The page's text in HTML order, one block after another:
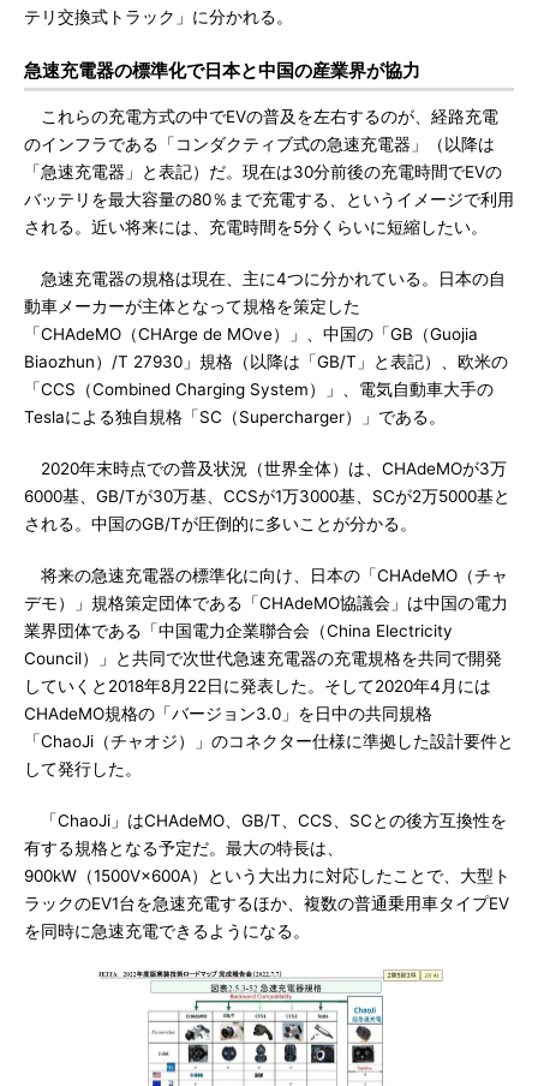
テリ交換式トラック」に分かれる。
急速充電器の標準化で日本と中国の産業界が協力
これらの充電方式の中でEVの普及を左右するのが、経路充電
のインフラである「コンダクティブ式の急速充電器」（以降は
「急速充電器」と表記）だ。現在は30分前後の充電時間でEVの
バッテリを最大容量の80％まで充電する、というイメージで利用
される。近い将来には、充電時間を5分くらいに短縮したい。
急速充電器の規格は現在、主に4つに分かれている。日本の自
動車メーカーが主体となって規格を策定した
「CHAdeMO（CHArge de MOve）」、中国の「GB（Guojia
Biaozhun）/T 27930」規格（以降は「GB/T」と表記）、欧米の
「CCS（Combined Charging System）」、電気自動車大手の
Teslaによる独自規格「SC（Supercharger）」である。
2020年末時点での普及状況（世界全体）は、CHAdeMOが3万
6000基、GB/Tが30万基、CCSが1万3000基、SCが2万5000基と
される。中国のGB/Tが圧倒的に多いことが分かる。
将来の急速充電器の標準化に向け、日本の「CHAdeMO（チャ
デモ）」規格策定団体である「CHAdeMO協議会」は中国の電力
業界団体である「中国電力企業聯合会（China Electricity
Council）」と共同で次世代急速充電器の充電規格を共同で開発
していくと2018年8月22日に発表した。そして2020年4月には
CHAdeMO規格の「バージョン3.0」を日中の共同規格
「ChaoJi（チャオジ）」のコネクター仕様に準拠した設計要件と
して発行した。
「ChaoJi」はCHAdeMO、GB/T、CCS、SCとの後方互換性を
有する規格となる予定だ。最大の特長は、
900kW（1500V×600A）という大出力に対応したことで、大型ト
ラックのEV1台を急速充電するほか、複数の普通乗用車タイプEV
を同時に急速充電できるようになる。